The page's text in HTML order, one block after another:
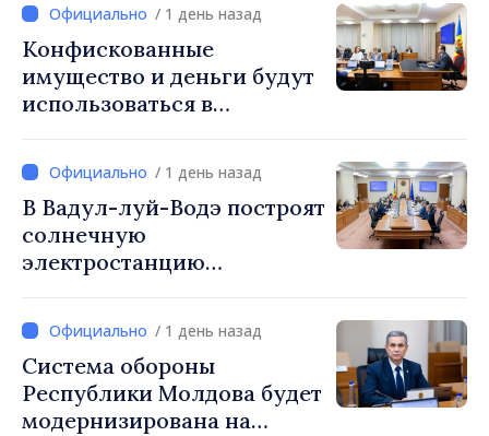
Северной Ирландии Ферн
Хорин
/ 1 день назад
Конфискованные
имущество и деньги будут
использоваться в
общественных интересах
/ 1 день назад
В Вадул-луй-Водэ построят
солнечную
электростанцию
системой накопления на 60
МВт·ч
/ 1 день назад
Система обороны
Республики Молдова будет
модернизирована на